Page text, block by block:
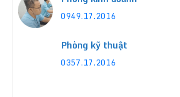
0949.17.2016
Phòng kỹ thuật
0357.17.2016